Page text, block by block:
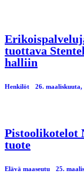
tuottava
halliin
Henkilöt 26. maaliskuuta,
Pistoolikotelot
tuote
Elävä maaseutu 25.